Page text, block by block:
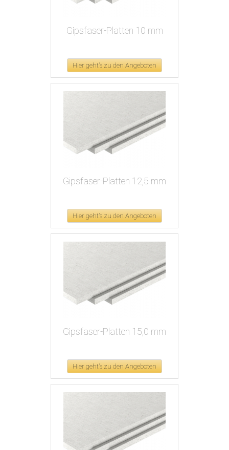
Gipsfaser-Platten 10 mm
Hier geht's zu den Angeboten
Gipsfaser-Platten 12,5 mm
Hier geht's zu den Angeboten
Gipsfaser-Platten 15,0 mm
Hier geht's zu den Angeboten